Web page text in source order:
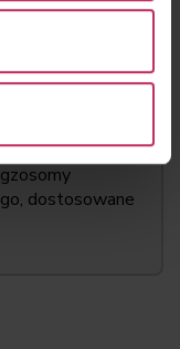
skóry bez
rolę będą
dostosowane